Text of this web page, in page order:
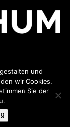
und
wir Cookies.
Sie der